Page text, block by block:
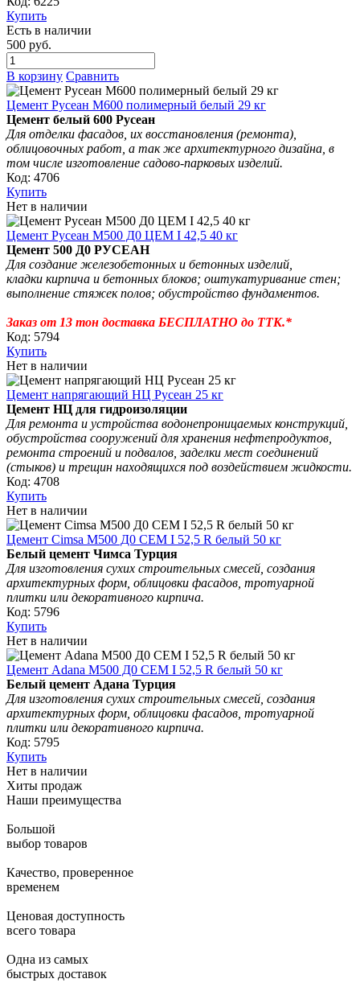
Купить
Есть в наличии
500 руб.
В корзину Сравнить
Цемент Русеан М600 полимерный белый 29 кг
Цемент белый 600 Русеан
Для отделки фасадов, их восстановления (ремонта),
облицовочных работ, а так же архитектурного дизайна, в
том числе изготовление садово-парковых изделий.
Код: 4706
Купить
Нет в наличии
Цемент Русеан М500 Д0 ЦЕМ I 42,5 40 кг
Цемент 500 Д0 РУСЕАН
Для создание железобетонных и бетонных изделий,
кладки кирпича и бетонных блоков; оштукатуривание стен;
выполнение стяжек полов; обустройство фундаментов.
Заказ от 13 тон доставка БЕСПЛАТНО до ТТК.*
Код: 5794
Купить
Нет в наличии
Цемент напрягающий НЦ Русеан 25 кг
Цемент НЦ для гидроизоляции
Для ремонта и устройства водонепроницаемых конструкций,
обустройства сооружений для хранения нефтепродуктов,
ремонта строений и подвалов, заделки мест соединений
(стыков) и трещин находящихся под воздействием жидкости.
Код: 4708
Купить
Нет в наличии
Цемент Cimsa М500 Д0 СЕМ I 52,5 R белый 50 кг
Белый цемент Чимса Турция
Для изготовления сухих строительных смесей, создания
архитектурных форм, облицовки фасадов, тротуарной
плитки или декоративного кирпича.
Код: 5796
Купить
Нет в наличии
Цемент Adana М500 Д0 СЕМ I 52,5 R белый 50 кг
Белый цемент Адана Турция
Для изготовления сухих строительных смесей, создания
архитектурных форм, облицовки фасадов, тротуарной
плитки или декоративного кирпича.
Код: 5795
Купить
Нет в наличии
Хиты продаж
Наши преимущества
Большой
выбор товаров
Качество, проверенное
временем
Ценовая доступность
всего товара
Одна из самых
быстрых доставок